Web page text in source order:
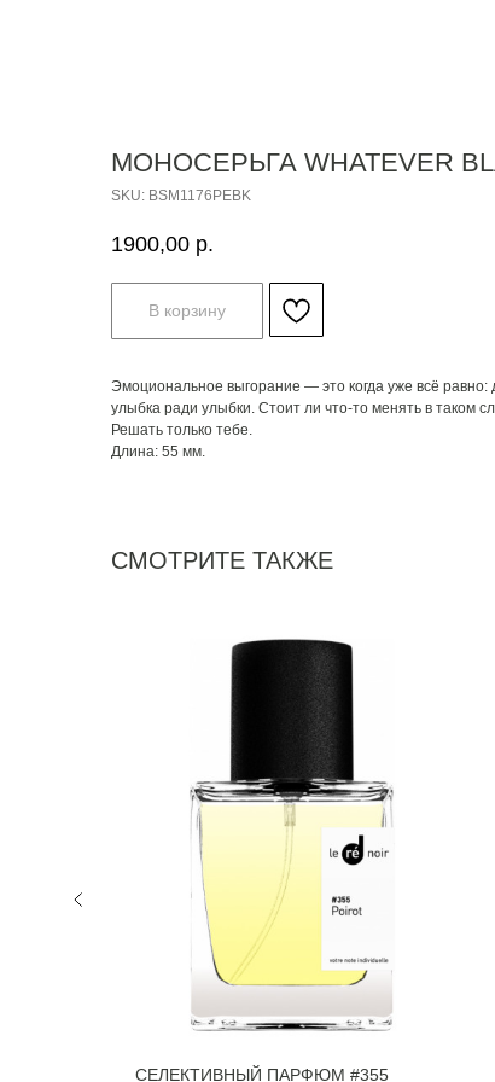
МОНОСЕРЬГА WHATEVER
SKU: BSM1176PEBK
1900,00 р.
В корзину
Эмоциональное выгорание — это когда уже всё
улыбка ради улыбки. Стоит ли что-то менять в таком
Решать только тебе.
Длина: 55 мм.
СМОТРИТЕ ТАКЖЕ
СЕЛЕКТИВНЫЙ ПАРФЮМ #355